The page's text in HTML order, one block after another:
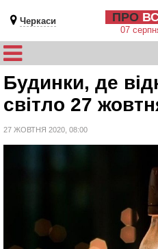
Черкаси ПРО
07
Будинки, де
світло 27
27 ЖОВТНЯ 2020, 08:00